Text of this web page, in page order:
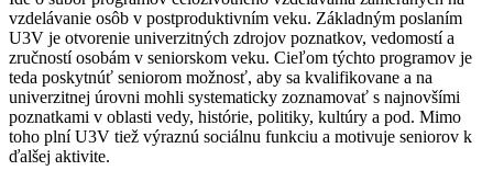
vzdelávanie osôb v postproduktivním veku. Základným poslaním
U3V je otvorenie univerzitných zdrojov poznatkov, vedomostí a
zručností osobám v seniorskom veku. Cieľom týchto programov je
teda poskytnúť seniorom možnosť, aby sa kvalifikovane a na
univerzitnej úrovni mohli systematicky zoznamovať s najnovšími
poznatkami v oblasti vedy, histórie, politiky, kultúry a pod. Mimo
toho plní U3V tiež výraznú sociálnu funkciu a motivuje seniorov k
ďalšej aktivite.